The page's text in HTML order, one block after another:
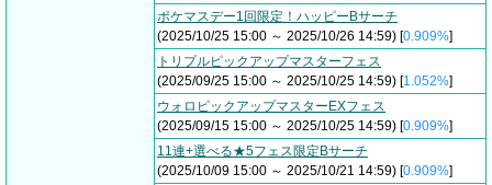
ポケマスデー1回限定！ハッピーBサーチ
(2025/10/25 15:00 ～ 2025/10/26 14:59) [0.909%]
トリプルピックアップマスターフェス
(2025/09/25 15:00 ～ 2025/10/25 14:59) [1.052%]
ウォロピックアップマスターEXフェス
(2025/09/15 15:00 ～ 2025/10/25 14:59) [0.909%]
11連+選べる★5フェス限定Bサーチ
(2025/10/09 15:00 ～ 2025/10/21 14:59) [0.909%]